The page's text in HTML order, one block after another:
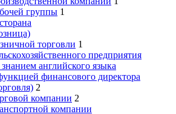
группы 1
торговли 1
предприятия
английского языка
финансового директора
2
компании 2
компании